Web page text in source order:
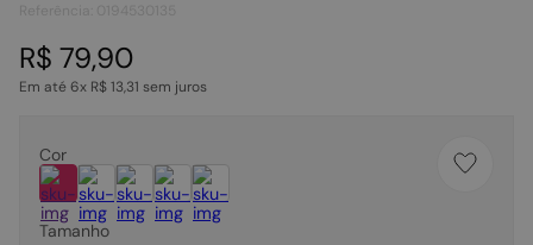
R$ 79,90
Em até6x R$13,31 sem juros
Cor
Tamanho
4º
sandalia
5º
bota
bolsa
sapatilha